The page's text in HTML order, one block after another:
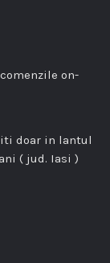
on-
doar in lantul
( jud. Iasi )